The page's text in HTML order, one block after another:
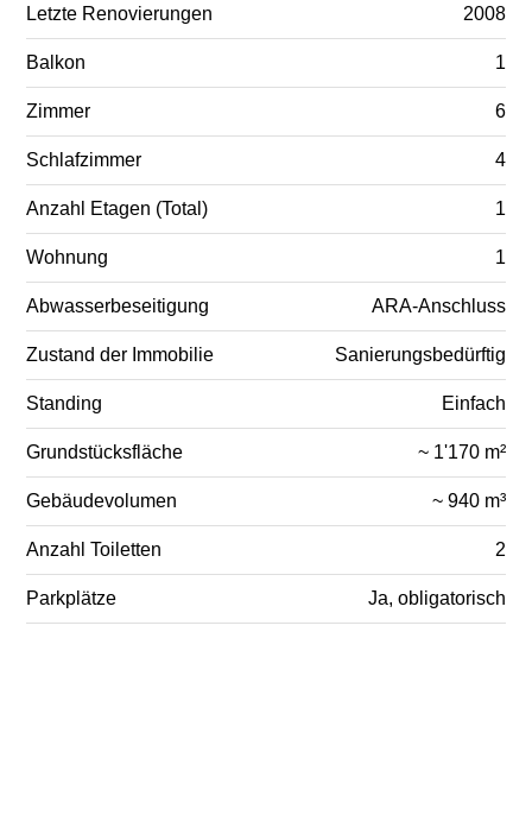
Letzte Renovierungen 2008
Balkon 1
Zimmer 6
Schlafzimmer 4
Anzahl Etagen (Total) 1
Wohnung 1
Abwasserbeseitigung ARA-Anschluss
Zustand der Immobilie Sanierungsbedürftig
Standing Einfach
Grundstücksfläche ~ 1'170 m²
Gebäudevolumen ~ 940 m³
Anzahl Toiletten 2
Parkplätze Ja, obligatorisch